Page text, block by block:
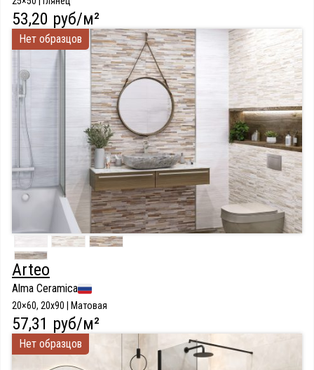
53,20 руб/м²
Нет образцов
Arteo
Alma Ceramica
20×60, 20х90 | Матовая
57,31 руб/м²
Нет образцов